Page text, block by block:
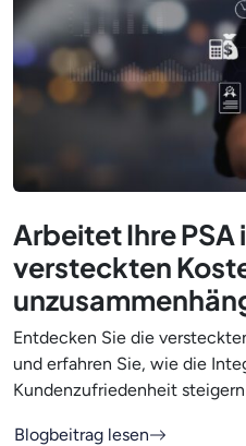
Arbeitet Ihre PSA
versteckten
Entdecken Sie die
und erfahren Sie, wie die
Kundenzufriedenheit
Blogbeitrag lesen